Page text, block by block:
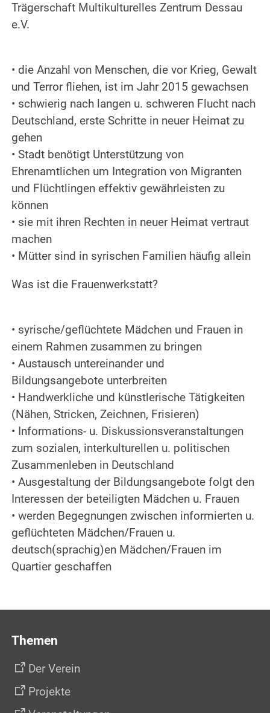
Trägerschaft Multikulturelles Zentrum Dessau
e.V.
• die Anzahl von Menschen, die vor Krieg, Gewalt
und Terror fliehen, ist im Jahr 2015 gewachsen
• schwierig nach langen u. schweren Flucht nach
Deutschland, erste Schritte in neuer Heimat zu
gehen
• Stadt benötigt Unterstützung von
Ehrenamtlichen um Integration von Migranten
und Flüchtlingen effektiv gewährleisten zu
können
• sie mit ihren Rechten in neuer Heimat vertraut
machen
• Mütter sind in syrischen Familien häufig allein
Was ist die Frauenwerkstatt?
• syrische/geflüchtete Mädchen und Frauen in
einem Rahmen zusammen zu bringen
• Austausch untereinander und
Bildungsangebote unterbreiten
• Handwerkliche und künstlerische Tätigkeiten
(Nähen, Stricken, Zeichnen, Frisieren)
• Informations- u. Diskussionsveranstaltungen
zum sozialen, interkulturellen u. politischen
Zusammenleben in Deutschland
• Ausgestaltung der Bildungsangebote folgt den
Interessen der beteiligten Mädchen u. Frauen
• werden Begegnungen zwischen informierten u.
geflüchteten Mädchen/Frauen u.
deutsch(sprachig)en Mädchen/Frauen im
Quartier geschaffen
Themen
Der Verein
Projekte